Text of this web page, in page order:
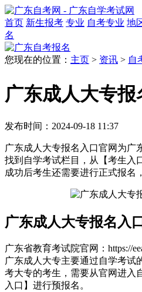
首页 新生报考 专业 自考专业 地
名
您现在的位置： 主页 > 资讯 > 自
广东成人大专报
发布时间：2024-09-18 11:37
广东成人大专报名入口官网为广
找到自学考试栏目，从【考生入
成功后考生还需要进行正式报名
广东成人大专报名入
广东省教育考试院官网：https://
广东成人大专主要通过自学考试
考大专的考生，需要从官网进入
入口】进行预报名。